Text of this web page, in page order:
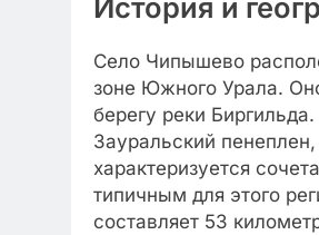
История и
Село Чипышево
зоне Южного Урала.
берегу реки
Зауральский
характеризуется
типичным для этого
составляет 53